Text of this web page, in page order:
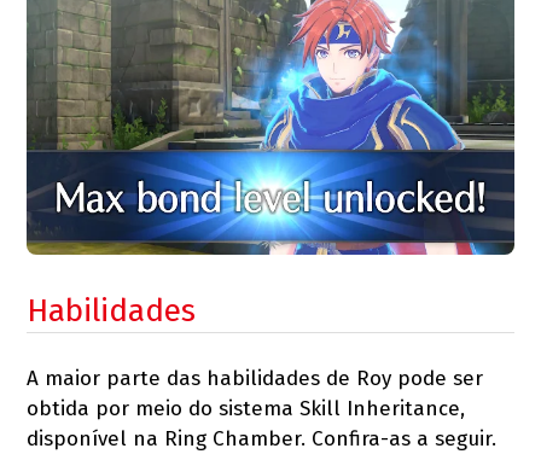
Habilidades
A maior parte das habilidades de Roy pode ser
obtida por meio do sistema Skill Inheritance,
disponível na Ring Chamber. Confira-as a seguir.